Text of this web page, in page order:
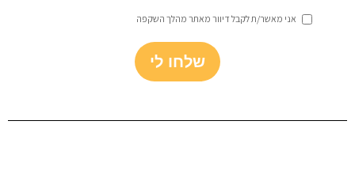
אני מאשר/ת לקבל דיוור מאתר מהלך השקפה
שלחו לי